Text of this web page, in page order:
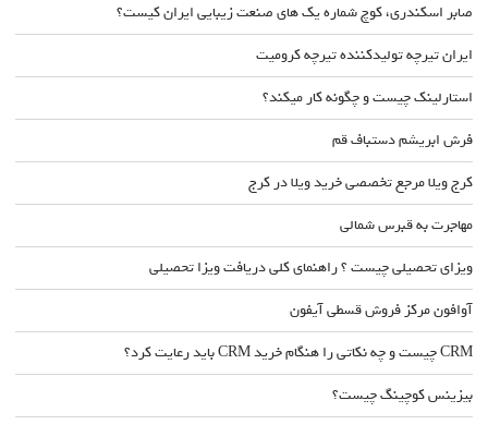
صابر اسکندری، کوچ شماره یک های صنعت زیبایی ایران کیست؟
ایران تیرچه تولیدکننده تیرچه کرومیت
استارلینک چیست و چگونه کار میکند؟
فرش ابریشم دستباف قم
کرج ویلا مرجع تخصصی خرید ویلا در کرج
مهاجرت به قبرس شمالی
ویزای تحصیلی چیست ؟ راهنمای کلی دریافت ویزا تحصیلی
آوافون مرکز فروش قسطی آیفون
CRM چیست و چه نکاتی را هنگام خرید CRM باید رعایت کرد؟
بیزینس کوچینگ چیست؟